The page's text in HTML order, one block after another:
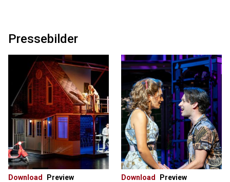
Pressebilder
Download Preview Download Preview